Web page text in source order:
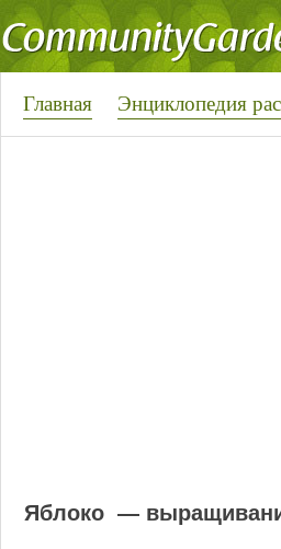
Главная Энциклопедия
Яблоко —